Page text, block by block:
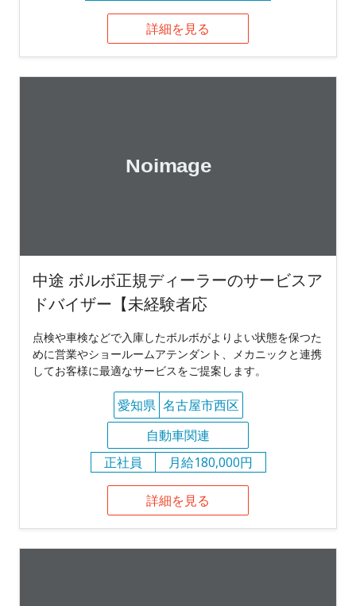
詳細を見る
中途 ボルボ正規ディーラーのサービスア
ドバイザー【未経験者応
点検や車検などで入庫したボルボがよりよい状態を保つた
めに営業やショールームアテンダント、メカニックと連携
してお客様に最適なサービスをご提案します。
愛知県 名古屋市西区
自動車関連
正社員
月給180,000円
詳細を見る